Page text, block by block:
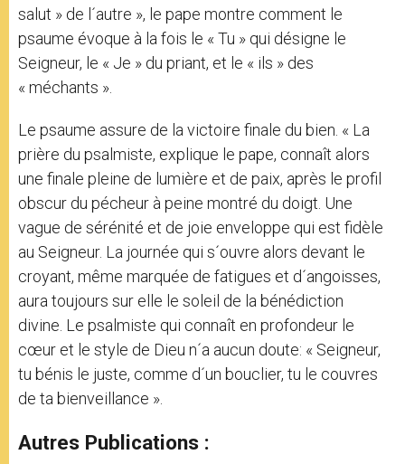
salut » de l´autre », le pape montre comment le
psaume évoque à la fois le « Tu » qui désigne le
Seigneur, le « Je » du priant, et le « ils » des
« méchants ».
Le psaume assure de la victoire finale du bien. « La
prière du psalmiste, explique le pape, connaît alors
une finale pleine de lumière et de paix, après le profil
obscur du pécheur à peine montré du doigt. Une
vague de sérénité et de joie enveloppe qui est fidèle
au Seigneur. La journée qui s´ouvre alors devant le
croyant, même marquée de fatigues et d´angoisses,
aura toujours sur elle le soleil de la bénédiction
divine. Le psalmiste qui connaît en profondeur le
cœur et le style de Dieu n´a aucun doute: « Seigneur,
tu bénis le juste, comme d´un bouclier, tu le couvres
de ta bienveillance ».
Autres Publications :